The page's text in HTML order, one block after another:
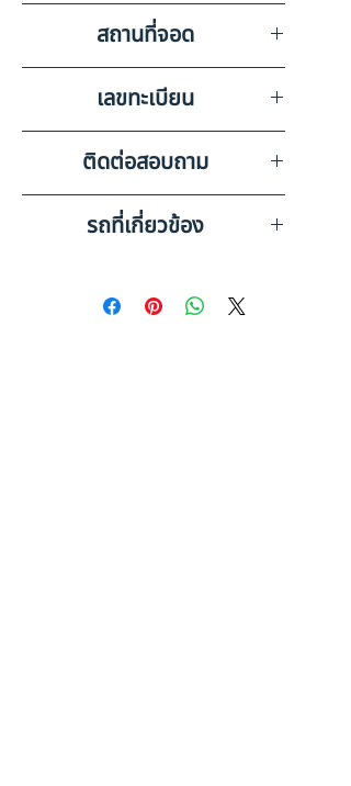
วิทยุ ลำโพง แบตเตอรี่ แอร์
สถานที่จอด
ASK KAIROD
เลขทะเบียน
70-4843 พะเยา
ติดต่อสอบถาม
เบอร์ติดต่อฝ่ายขาย 098-253-
5968 หรือ 061-386-4375
รถที่เกี่ยวข้อง
HO51-6700016